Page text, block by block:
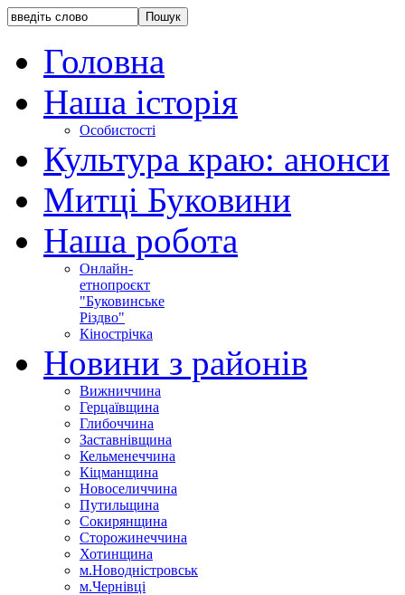
Головна
Наша історія
Особистості
Культура краю: анонси
Митці Буковини
Наша робота
Онлайн-
етнопроєкт
"Буковинське
Різдво"
Кінострічка
Новини з районів
Вижниччина
Герцаївщина
Глибоччина
Заставнівщина
Кельменеччина
Кіцманщина
Новоселиччина
Путильщина
Сокирянщина
Сторожинеччина
Хотинщина
м.Новодністровськ
м.Чернівці